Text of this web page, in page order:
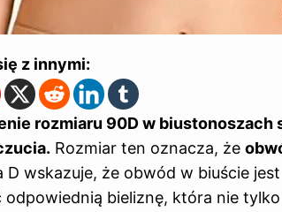
z innymi:
rozmiaru 90D w
Rozmiar ten oznacza, że
D wskazuje, że obwód w biuście
odpowiednią bieliznę, która nie